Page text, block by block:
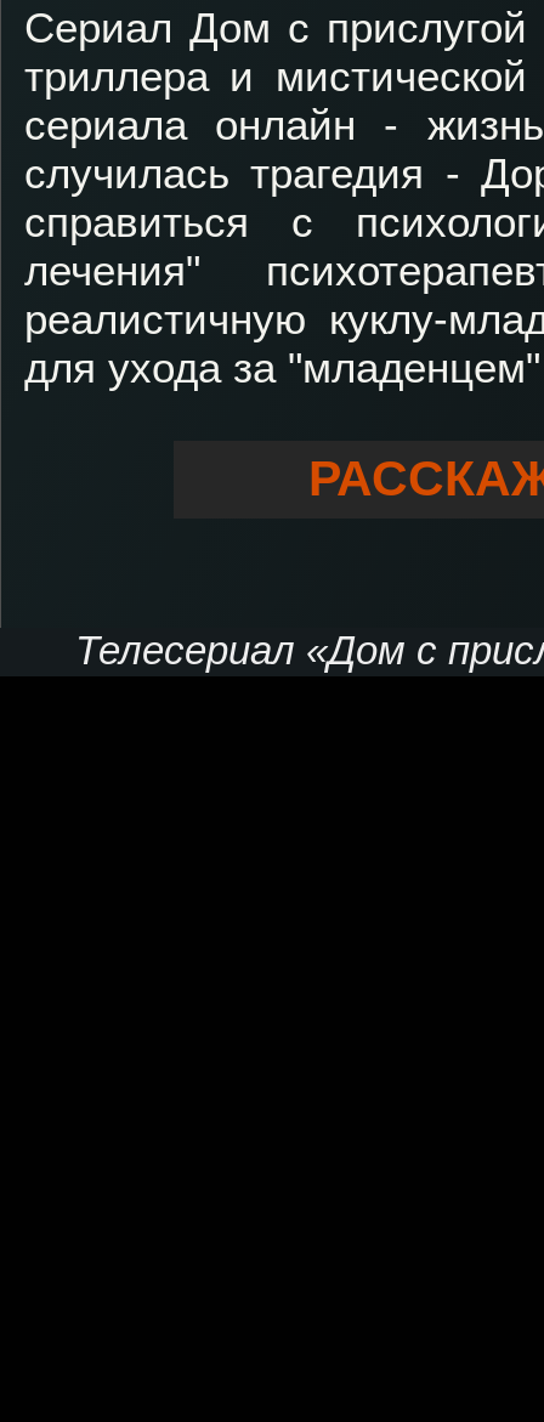
Сериал Дом с прислугой
триллера и
сериала онлайн -
случилась трагедия -
справиться с
лечения"
реалистичную куклу-
для ухода за
Телесериал «Дом с